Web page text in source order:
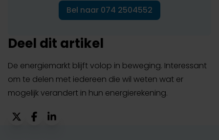
Bel naar 074 2504552
Deel dit artikel
De energiemarkt blijft volop in beweging. Interessant
om te delen met iedereen die wil weten wat er
mogelijk verandert in hun energierekening.